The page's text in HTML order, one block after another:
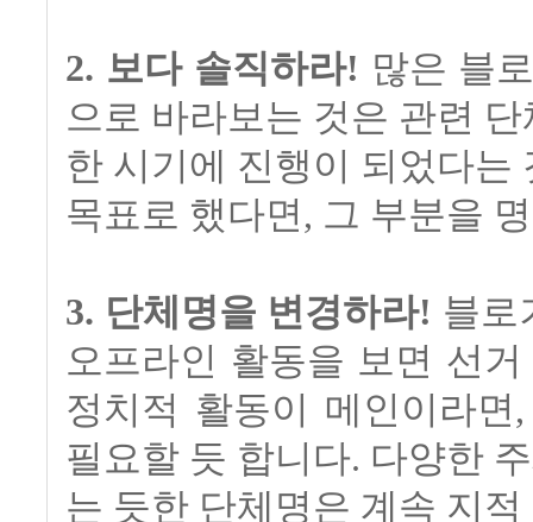
2. 보다 솔직하라! 많은 블
으로 바라보는 것은 관련
한 시기에 진행이 되었다는
목표로 했다면, 그 부분을
3. 단체명을 변경하라! 블로
오프라인 활동을 보면 선
정치적 활동이 메인이라
필요할 듯 합니다. 다양한
는 듯한 단체명은 계속 지